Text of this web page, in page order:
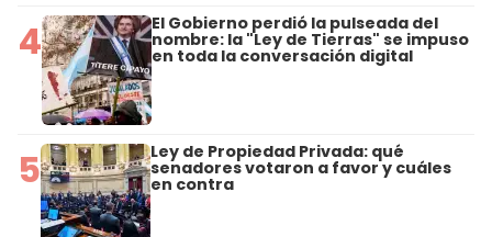
4 El Gobierno perdió la pulseada del
nombre: la "Ley de Tierras" se impuso
en toda la conversación digital
5 Ley de Propiedad Privada: qué
senadores votaron a favor y cuáles
en contra